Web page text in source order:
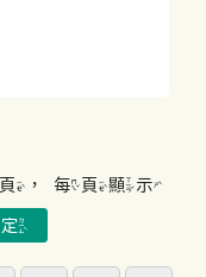
頁，每頁顯示